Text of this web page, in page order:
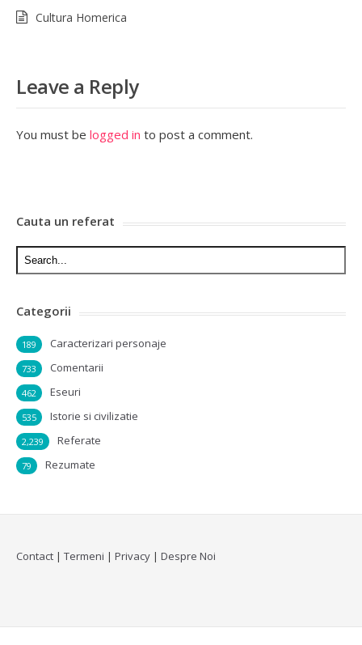
Cultura Homerica
Leave a Reply
You must be logged in to post a comment.
Cauta un referat
Categorii
Caracterizari personaje
189
Comentarii
733
Eseuri
462
Istorie si civilizatie
535
Referate
2,239
Rezumate
79
Contact | Termeni | Privacy | Despre Noi